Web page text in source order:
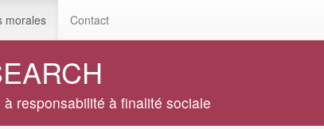
morales Contact
responsabilité à finalité sociale